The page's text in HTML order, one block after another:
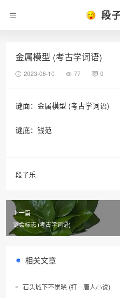
段
金属模型 (考古学词语)
2023-06-10 77 0
谜面：金属模型 (考古学词语)
谜底：钱范
段子乐
上一篇
谜会标志 (考古学词语)
相关文章
石头城下不觉晓 (打一唐人小说)